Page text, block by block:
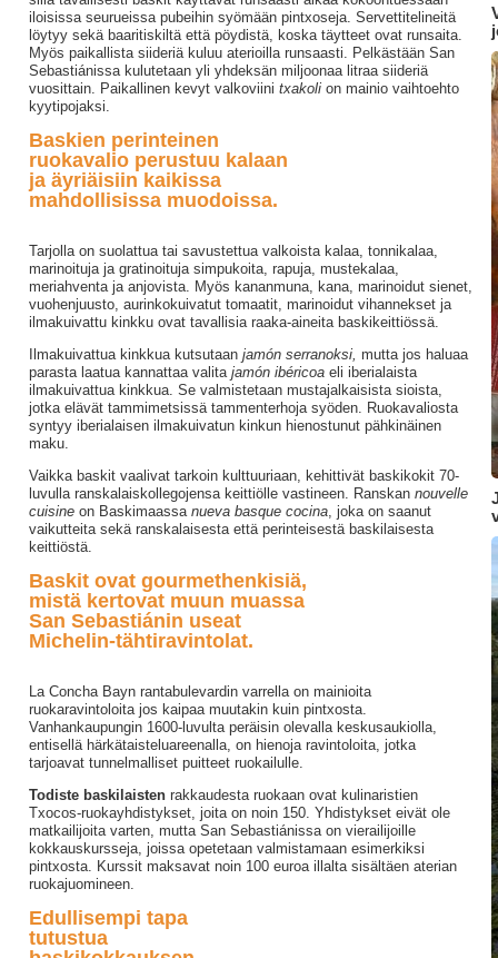
iloisissa seurueissa pubeihin syömään pintxoseja. Servettitelineitä
löytyy sekä baaritiskiltä että pöydistä, koska täytteet ovat runsaita.
Myös paikallista siideriä kuluu aterioilla runsaasti. Pelkästään San
Sebastiánissa kulutetaan yli yhdeksän miljoonaa litraa siideriä
vuosittain. Paikallinen kevyt valkoviini txakolion mainio vaihtoehto
kyytipojaksi.
Baskien perinteinen
ruokavalio perustuu kalaan
ja äyriäisiin kaikissa
mahdollisissa muodoissa.
Tarjolla on suolattua tai savustettua valkoista kalaa, tonnikalaa,
marinoituja ja gratinoituja simpukoita, rapuja, mustekalaa,
meriahventa ja anjovista. Myös kananmuna, kana, marinoidut sienet,
vuohenjuusto, aurinkokuivatut tomaatit, marinoidut vihannekset ja
ilmakuivattu kinkku ovat tavallisia raaka-aineita baskikeittiössä.
Ilmakuivattua kinkkua kutsutaan jamón serranoksi, mutta jos haluaa
parasta laatua kannattaa valita jamón ibéricoaeli iberialaista
ilmakuivattua kinkkua. Se valmistetaan mustajalkaisista sioista,
jotka elävät tammimetsissä tammenterhoja syöden. Ruokavaliosta
syntyy iberialaisen ilmakuivatun kinkun hienostunut pähkinäinen
maku.
Vaikka baskit vaalivat tarkoin kulttuuriaan, kehittivät baskikokit 70-
luvulla ranskalaiskollegojensa keittiölle vastineen. Ranskan nouvelle
cuisineon Baskimaassa nueva basque cocina, joka on saanut
vaikutteita sekä ranskalaisesta että perinteisestä baskilaisesta
keittiöstä.
Baskit ovat gourmethenkisiä,
mistä kertovat muun muassa
San Sebastiánin useat
Michelin-tähtiravintolat.
La Concha Bayn rantabulevardin varrella on mainioita
ruokaravintoloita jos kaipaa muutakin kuin pintxosta.
Vanhankaupungin 1600-luvulta peräisin olevalla keskusaukiolla,
entisellä härkätaisteluareenalla, on hienoja ravintoloita, jotka
tarjoavat tunnelmalliset puitteet ruokailulle.
Todiste baskilaistenrakkaudesta ruokaan ovat kulinaristien
Txocos-ruokayhdistykset, joita on noin 150. Yhdistykset eivät ole
matkailijoita varten, mutta San Sebastiánissa on vierailijoille
kokkauskursseja, joissa opetetaan valmistamaan esimerkiksi
pintxosta. Kurssit maksavat noin 100 euroa illalta sisältäen aterian
ruokajuomineen.
Edullisempi tapa
tutustua